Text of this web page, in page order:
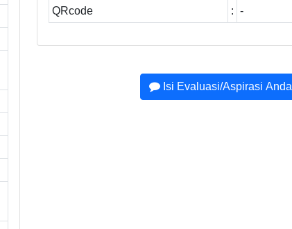
QRcode
: -
Isi Evaluasi/Aspirasi Anda